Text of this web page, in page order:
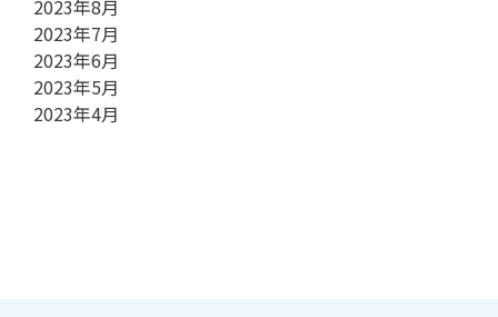
2023年8月
2023年7月
2023年6月
2023年5月
2023年4月